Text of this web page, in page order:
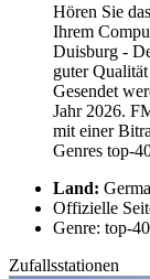
Hören Sie
Ihrem
Duisburg -
guter
Gesendet
Jahr 2026.
mit einer
Genres top-
Land:
Offizielle
Genre: top-40
Zufallsstationen